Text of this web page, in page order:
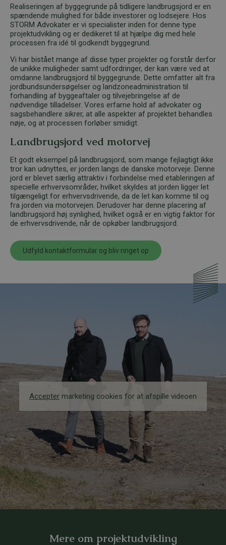
Accepter marketing cookies for at afspille videoen
Realiseringen af byggegrunde på tidligere landbrugsjord er en
spændende mulighed for både investorer og lodsejere. Hos
STORM Advokater er vi specialister inden for denne type
projektudvikling og er dedikeret til at hjælpe dig med hele
processen fra idé til godkendt byggegrund.
Vi har bistået mange af disse typer projekter og forstår derfor
de unikke muligheder samt udfordringer, der kan være ved at
omdanne landbrugsjord til byggegrunde. Dette omfatter alt fra
jordbundsundersøgelser og landzoneadministration til
forhandling af byggeaftaler og tilvejebringelse af de
nødvendige tilladelser. Vores erfarne hold af advokater og
sagsbehandlere sikrer, at alle aspekter af projektet behandles
nøje, og at processen forløber smidigt.
Landbrugsjord ved motorvej
Et godt eksempel på landbrugsjord, som mange fejlagtigt ikke
tror kan udnyttes, er jorden langs de danske motorveje. Denne
jord er blevet særlig attraktiv i forbindelse med etableringen af
specielle erhvervsområder, hvilket skyldes at jorden ligger let
tilgængeligt for erhvervsdrivende, da de let kan komme til og
fra jorden via motorvejen. Derudover har denne placering af
landbrugsjord høj synlighed, hvilket også er en vigtig faktor for
de erhvervsdrivende, når de opkøber landbrugsjord.
Udfyld kontaktformular og bliv ringet op
Mere om projektudvikling